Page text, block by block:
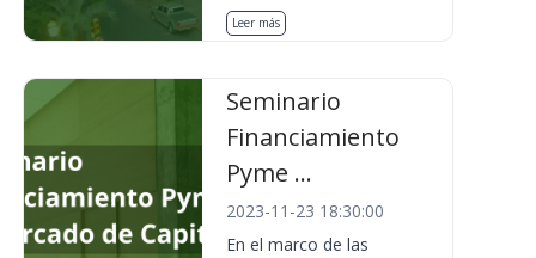
Leer más
Seminario
Financiamiento
Pyme ...
2023-11-23 18:30:00
En el marco de las